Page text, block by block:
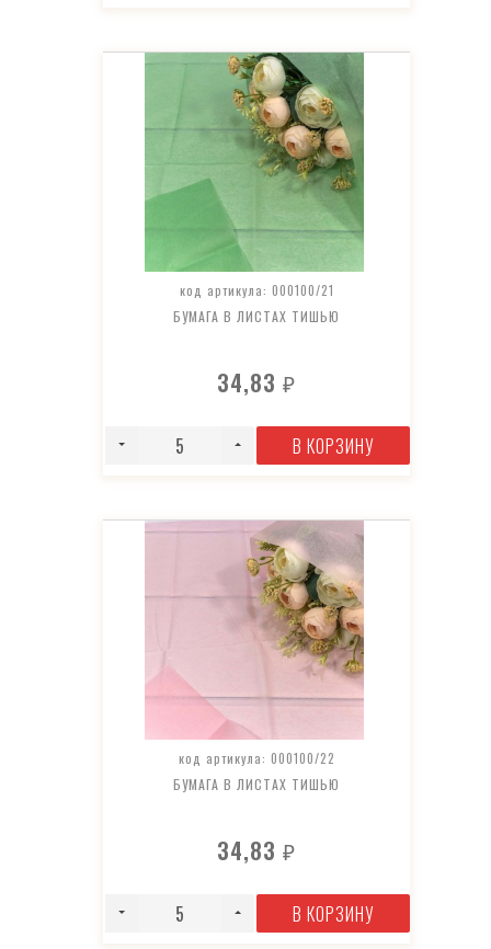
код артикула: 000100/21
БУМАГА В ЛИСТАХ ТИШЬЮ
34,83₽
В КОРЗИНУ
код артикула: 000100/22
БУМАГА В ЛИСТАХ ТИШЬЮ
34,83₽
В КОРЗИНУ